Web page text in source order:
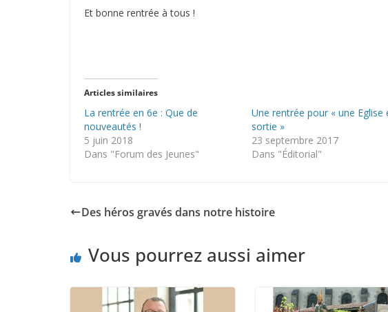
Et bonne rentrée à tous !
Articles similaires
La rentrée en 6e : Que de
nouveautés !
5 juin 2018
Dans "Forum des Jeunes"
Une rentrée pour « une Eglise
sortie »
23 septembre 2017
Dans "Éditorial"
Des héros gravés dans notre histoire
Vous pourrez aussi aimer